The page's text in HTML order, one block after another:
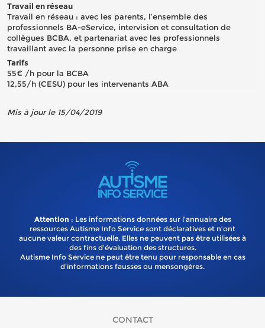
Travail en réseau
Travail en réseau : avec les parents, l’ensemble des
professionnels BA-eService, intervision et consultation de
collègues BCBA, et partenariat avec les professionnels
travaillant avec la personne prise en charge
Tarifs
55€ /h pour la BCBA
12,55/h (CESU) pour les intervenants ABA
Mis à jour le 15/04/2019
Attention : Les informations données sur l’annuaire des
ressources Autisme Info Service sont déclaratives et n’ont
aucune valeur contractuelle. Elles ne peuvent pas être utilisées à
des fins d’évaluation des structures.
Autisme Info Service ne peut être tenu pour responsable en cas
d'informations fausses ou mensongères.
CONTACT